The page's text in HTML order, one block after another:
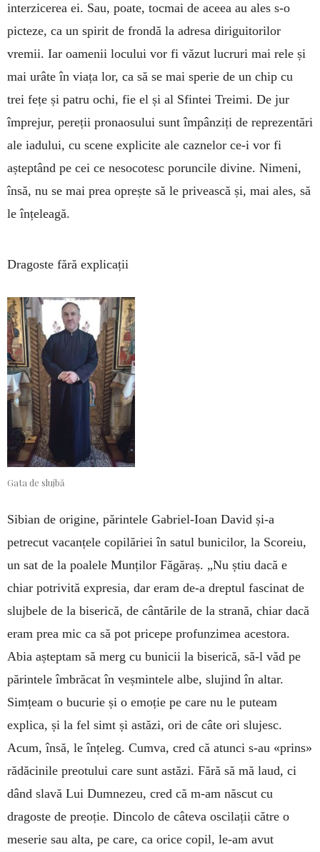
interzicerea ei. Sau, poate, tocmai de aceea au ales s-o
picteze, ca un spirit de frondă la adresa diriguitorilor
vremii. Iar oamenii locului vor fi văzut lucruri mai rele și
mai urâte în viața lor, ca să se mai sperie de un chip cu
trei fețe și patru ochi, fie el și al Sfintei Treimi. De jur
împrejur, pereții pronaosului sunt împânziți de reprezentări
ale iadului, cu scene explicite ale caznelor ce-i vor fi
așteptând pe cei ce nesocotesc poruncile divine. Nimeni,
însă, nu se mai prea oprește să le privească și, mai ales, să
le înțeleagă.
Dragoste fără explicații
Gata de slujbă
Sibian de origine, părintele Gabriel-Ioan David și-a
petrecut vacanțele copilăriei în satul bunicilor, la Scoreiu,
un sat de la poalele Munților Făgăraș. „Nu știu dacă e
chiar potrivită expresia, dar eram de-a dreptul fascinat de
slujbele de la biserică, de cântările de la strană, chiar dacă
eram prea mic ca să pot pricepe profunzimea acestora.
Abia așteptam să merg cu bunicii la biserică, să-l văd pe
părintele îmbrăcat în veșmintele albe, slujind în altar.
Simțeam o bucurie și o emoție pe care nu le puteam
explica, și la fel simt și astăzi, ori de câte ori slujesc.
Acum, însă, le înțeleg. Cumva, cred că atunci s-au «prins»
rădăci­nile preotului care sunt astăzi. Fără să mă laud, ci
dând slavă Lui Dumnezeu, cred că m-am născut cu
dragoste de preoție. Dincolo de câteva oscilații către o
meserie sau alta, pe care, ca orice copil, le-am avut